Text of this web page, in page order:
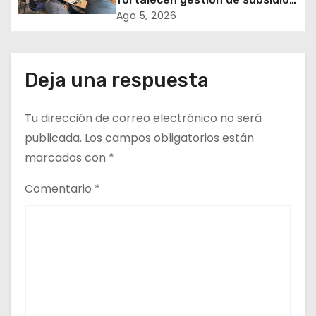
n
r
d
a
s
de agua potable en jornada
Ago 5, 2026
Deja una respuesta
Tu dirección de correo electrónico no será
publicada. Los campos obligatorios están
marcados con *
Comentario *